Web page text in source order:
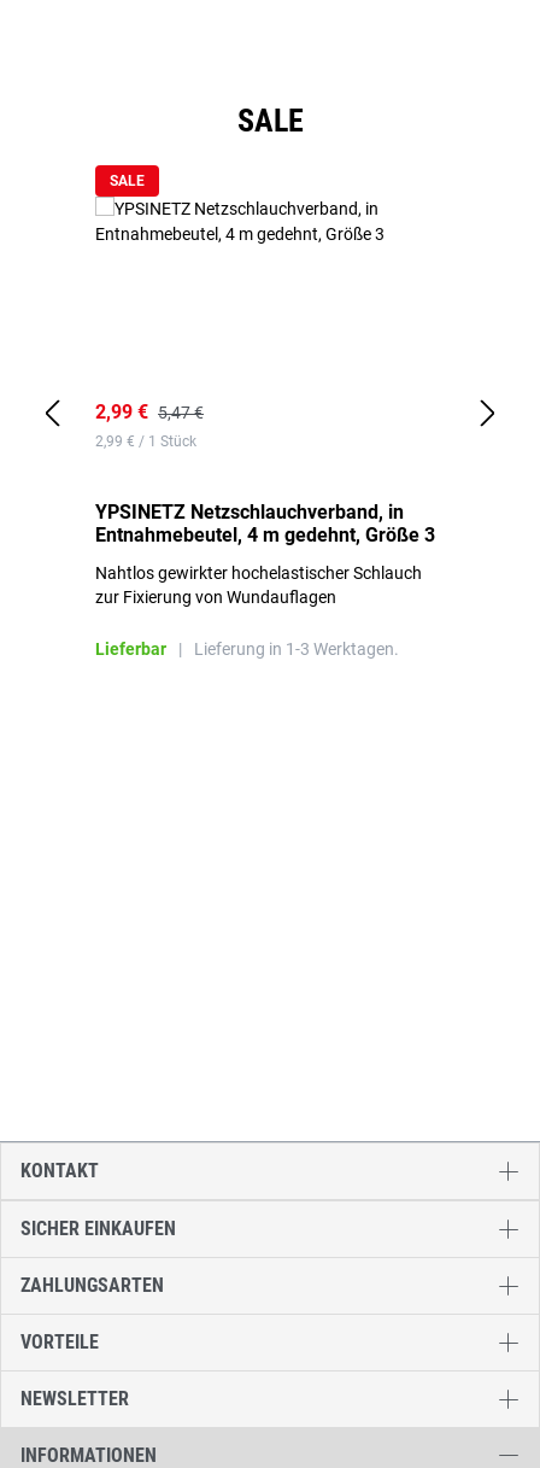
SALE
SALE
2,99 € 5,47 €
2,99 € / 1 Stück
YPSINETZ Netzschlauchverband, in
Entnahmebeutel, 4 m gedehnt, Größe 3
Nahtlos gewirkter hochelastischer Schlauch
zur Fixierung von Wundauflagen
Lieferbar | Lieferung in 1-3 Werktagen.
SICHER EINKAUFEN
ZAHLUNGSARTEN
VORTEILE
NEWSLETTER
INFORMATIONEN
KONTAKT